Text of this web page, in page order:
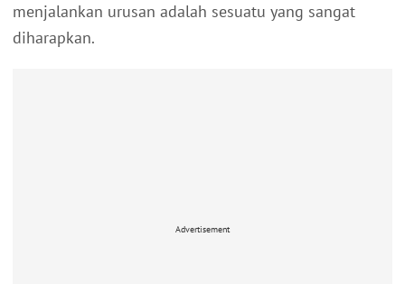
menjalankan urusan adalah sesuatu yang sangat
diharapkan.
Advertisement